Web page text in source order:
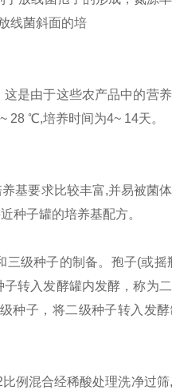
线菌斜面的培
是由于这些农产品中的营
~ 28 ℃,培养时间为4~ 14天。
基要求比较丰富,并易被菌
种子罐的培养基配方。
三级种子的制备。孢子(或摇
转入发酵罐内发酵，称为
种子，将二级种子转入发
比例混合经稀酸处理洗净过筛,